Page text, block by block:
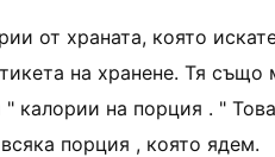
от храната, която
на хранене. Тя
калории на порция . "
порция , която ядем.